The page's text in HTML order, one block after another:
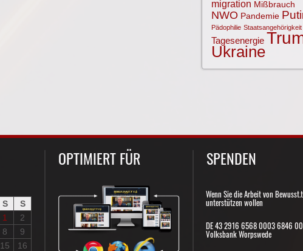
migration Mißbrauch
NWO Pandemie
Pädophilie Staatsangehörigkeit
Tagesenergie
Ukraine
S
S
1
2
8
9
15 16
OPTIMIERT FÜR SPENDEN
Wenn Sie die Arbeit von
unterstützen wollen
DE 43 2916 6568 0003 6846 00
Volksbank Worpswede